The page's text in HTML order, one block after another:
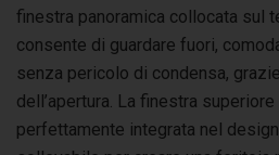
finestra panoramica collocata sul
consente di guardare fuori,
senza pericolo di condensa,
dell’apertura. La finestra
perfettamente integrata nel